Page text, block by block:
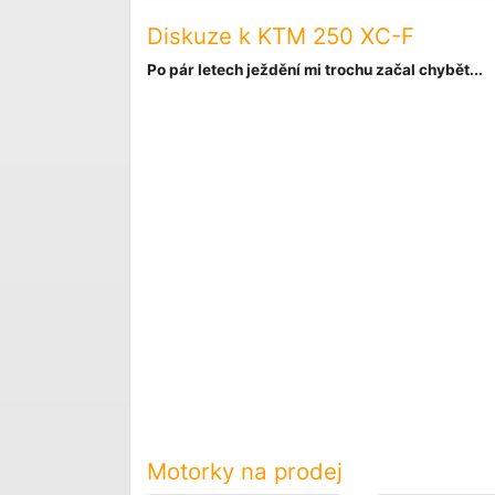
Diskuze k KTM 250 XC-F
Po pár letech ježdění mi trochu začal chybět...
Motorky na prodej